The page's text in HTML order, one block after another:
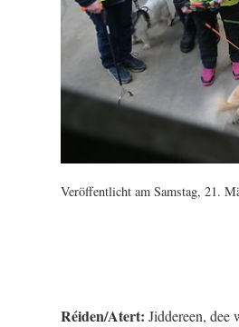
Veröffentlicht am Samstag, 21.
Réiden/Atert: Jiddereen,